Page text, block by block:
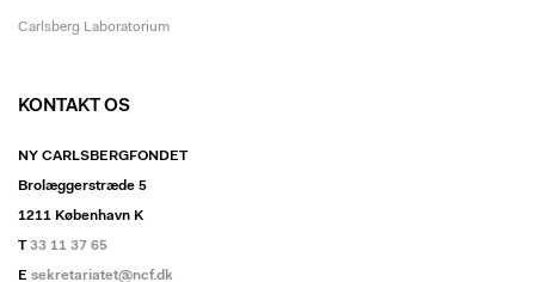
Carlsberg Laboratorium
KONTAKT OS
NY CARLSBERGFONDET
Brolæggerstræde 5
1211 København K
T33 11 37 65
E sekretariatet@ncf.dk